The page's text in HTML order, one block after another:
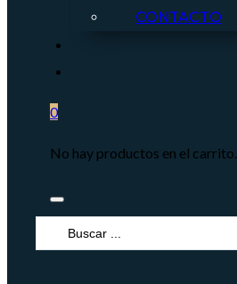
CONTACTO
0
No hay productos en el carrito.
Search
...